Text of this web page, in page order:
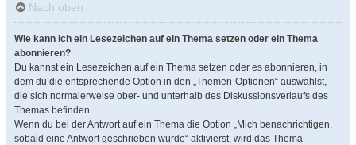
Nach oben
Wie kann ich ein Lesezeichen auf ein Thema setzen oder ein Thema
abonnieren?
Du kannst ein Lesezeichen auf ein Thema setzen oder es abonnieren, in
dem du die entsprechende Option in den „Themen-Optionen“ auswählst,
die sich normalerweise ober- und unterhalb des Diskussionsverlaufs des
Themas befinden.
Wenn du bei der Antwort auf ein Thema die Option „Mich benachrichtigen,
sobald eine Antwort geschrieben wurde“ aktivierst, wird das Thema